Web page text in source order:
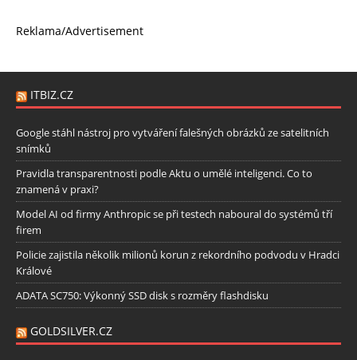
Reklama/Advertisement
ITBIZ.CZ
Google stáhl nástroj pro vytváření falešných obrázků ze satelitních
snímků
Pravidla transparentnosti podle Aktu o umělé inteligenci. Co to
znamená v praxi?
Model AI od firmy Anthropic se při testech naboural do systémů tří
firem
Policie zajistila několik milionů korun z rekordního podvodu v Hradci
Králové
ADATA SC750: Výkonný SSD disk s rozměry flashdisku
GOLDSILVER.CZ